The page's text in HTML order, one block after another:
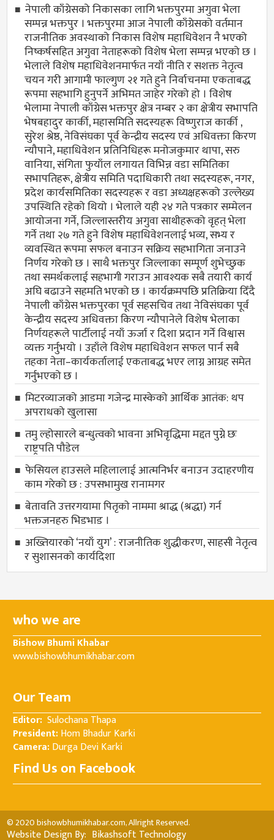
नेपाली काँग्रेसको निकासका लागि भक्तपुरमा अगुवा भेला
सम्पन्न भक्तपुर । भक्तपुरमा आज नेपाली काँग्रेसको वर्तमान
राजनीतिक अवस्थाको निकास विशेष महाधिवेशन नै भएको
निष्कर्षसहित अगुवा नेताहरूको विशेष भेला सम्पन्न भएको छ ।
भेलाले विशेष महाधिवेशनमार्फत नयाँ नीति र सशक्त नेतृत्व
चयन गरी आगामी फाल्गुण २१ गते हुने निर्वाचनमा एकताबद्ध
रूपमा सहभागि हुनुपर्ने अभिमत जाहेर गरेको हो । विशेष
भेलामा नेपाली काँग्रेस भक्तपुर क्षेत्र नम्बर २ का क्षेत्रीय सभापति
भेषबहादुर कार्की, महासमिति सदस्यहरू विष्णुराज कार्की ,
सुरेश श्रेष्ठ, नेविसंघका पूर्व केन्द्रीय सदस्य एवं अधिवक्ता किरण
न्यौपाने, महाधिवेशन प्रतिनिधिहरू मनोजकुमार थापा, सरु
वानिया, संगिता फुयाँल लगायत विभिन्न वडा समितिका
सभापतिहरू, क्षेत्रीय समिति पदाधिकारी तथा सदस्यहरू, नगर,
प्रदेश कार्यसमितिका सदस्यहरू र वडा अध्यक्षहरूको उल्लेख्य
उपस्थिति रहेको थियो । भेलाले यही २४ गते पत्रकार सम्मेलन
आयोजना गर्ने, जिल्लास्तरीय अगुवा साथीहरूको वृहत् भेला
गर्ने तथा २७ गते हुने विशेष महाधिवेशनलाई भव्य, सभ्य र
व्यवस्थित रूपमा सफल बनाउन सक्रिय सहभागिता जनाउने
निर्णय गरेको छ । साथै भक्तपुर जिल्लाका सम्पूर्ण शुभेच्छुक
तथा समर्थकलाई सहभागी गराउन आवश्यक सबै तयारी कार्य
अघि बढाउने सहमति भएको छ । कार्यक्रमपछि प्रतिक्रिया दिँदै
नेपाली काँग्रेस भक्तपुरका पूर्व सहसचिव तथा नेविसंघका पूर्व
केन्द्रीय सदस्य अधिवक्ता किरण न्यौपानेले विशेष भेलाका
निर्णयहरूले पार्टीलाई नयाँ ऊर्जा र दिशा प्रदान गर्ने विश्वास
व्यक्त गर्नुभयो । उहाँले विशेष महाधिवेशन सफल पार्न सबै
तहका नेता–कार्यकर्तालाई एकताबद्ध भएर लाग्न आग्रह समेत
गर्नुभएको छ ।
मिटरव्याजको आडमा गजेन्द्र मास्केको आर्थिक आतंक: थप
अपराधको खुलासा
तमु ल्होसारले बन्धुत्वको भावना अभिवृद्धिमा मद्दत पुग्ने छः
राष्ट्रपति पौडेल
फेसियल हाउसले महिलालाई आत्मनिर्भर बनाउन उदाहरणीय
काम गरेको छ : उपसभामुख रानामगर
बेतावति उत्तरगयामा पितृकाे नाममा श्राद्ध (श्रद्धा) गर्न
भक्तजनहरु भिडभाड ।
अख्तियारको ‘नयाँ युग’ : राजनीतिक शुद्धीकरण, साहसी नेतृत्व
र सुशासनको कार्यदिशा
who we are
Bishow Bhumi Khabar
www.bishowbhumikhabar.com
Our Team
Editor: Sulochana Thapa
President:Hom Bhadur Karki
Camera:Durga Devi Karki
Find Us on Facebook
© 2020 bishowbhumikhabar.com, Allright Reserved.
Website Design By: Bikashsoft Technology